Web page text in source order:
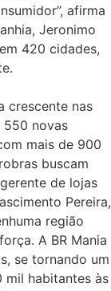
afirma
Jeronimo
420 cidades,
crescente nas
550 novas
mais de 900
buscam
de lojas
Pereira,
região
A BR Mania
se tornando um
mil habitantes às